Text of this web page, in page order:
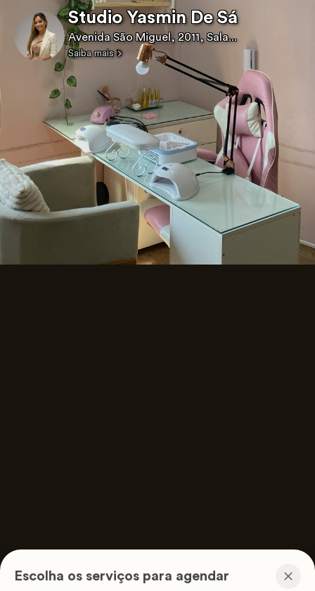
Studio Yasmin De Sá
Avenida São Miguel, 2011, Sala...
Saiba mais
Escolha os serviços para agendar